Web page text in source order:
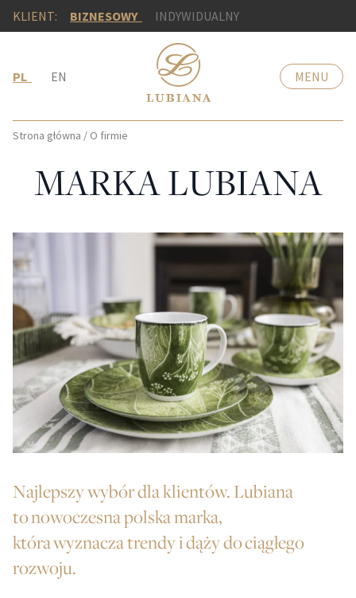
KLIENT: BIZNESOWY INDYWIDUALNY
PL EN MENU
Strona główna / O firmie
MARKA LUBIANA
Najlepszy wybór dla klientów. Lubiana
to nowoczesna polska marka,
która wyznacza trendy i dąży do ciągłego
rozwoju.